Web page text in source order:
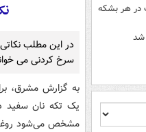
۸۳ دلار و ۵۵ سنت در هر بشکه
در این مطلب
سرخ کردنی می
به گزارش مشرق،
یک تکه نان سفید
مشخص می‌شود روغن